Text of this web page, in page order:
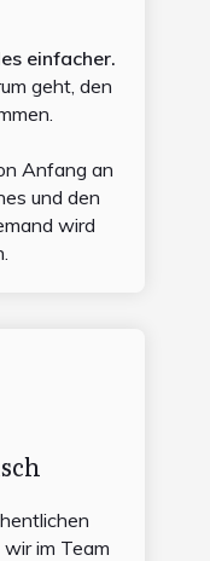
einfacher.
geht, den
Anfang an
und den
wird
im Team